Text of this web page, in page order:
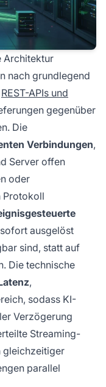
Architektur
nach grundlegend
REST-APIs und
gegenüber
Die
Verbindungen,
Server offen
oder
Protokoll
ausgelöst
sind, statt auf
Die technische
,
sodass KI-
Verzögerung
Streaming-
gleichzeitiger
parallel